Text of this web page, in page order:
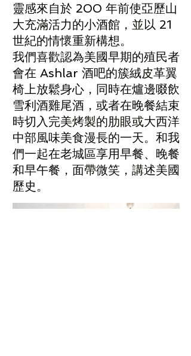
靈感來自於 200 年前使亞歷山
大充滿活力的小酒館，並以 21
世紀的情懷重新構想。
我們喜歡認為美國早期的殖民者
會在 Ashlar 酒吧的簇絨皮革翼
椅上放鬆身心，同時在爐邊啜飲
雪利酒雞尾酒，或者在晚餐結束
時切入完美烤製的肋眼或大西洋
中部風味美食漫長的一天。和我
們一起在老城區享用早餐、晚餐
和早午餐，面帶微笑，講述美國
歷史。